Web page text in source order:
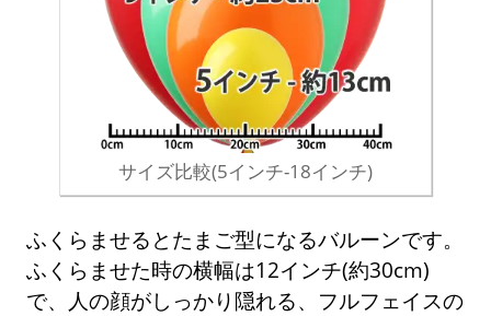
サイズ比較(5インチ-18インチ)
ふくらませるとたまご型になるバルーンです。
ふくらませた時の横幅は12インチ(約30cm)
で、人の顔がしっかり隠れる、フルフェイスの